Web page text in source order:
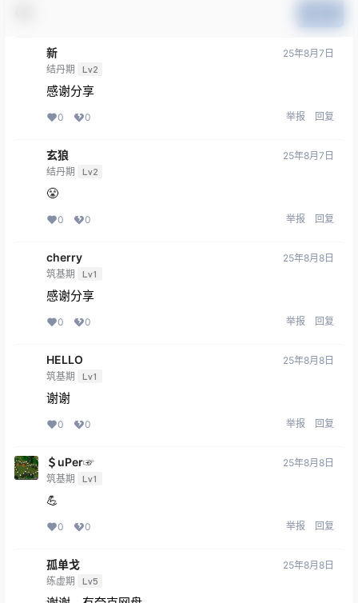
新
结丹期 Lv2
25年8月7日
感谢分享
0 0 举报 回复
玄狼
结丹期 Lv2
25年8月7日
😤
0 0 举报 回复
cherry
筑基期 Lv1
25年8月8日
感谢分享
0 0 举报 回复
HELLO
筑基期 Lv1
25年8月8日
谢谢
0 0 举报 回复
＄uΡer☞
筑基期 Lv1
25年8月8日
💪
0 0 举报 回复
孤单戈
练虚期 Lv5
25年8月8日